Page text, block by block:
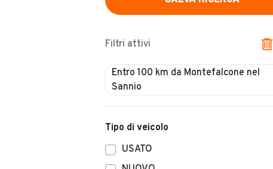
Filtri attivi
USATO
NUOVO